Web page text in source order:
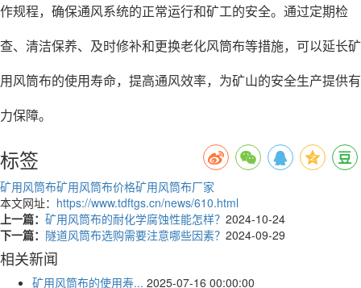
作规程，确保通风系统的正常运行和矿工的安全。通过定期检
查、清洁保养、及时修补和更换老化风筒布等措施，可以延长矿
用风筒布的使用寿命，提高通风效率，为矿山的安全生产提供有
力保障。
标签
矿用风筒布矿用风筒布价格矿用风筒布厂家
本文网址： https://www.tdftgs.cn/news/610.html
上一篇： 矿用风筒布的耐化学腐蚀性能怎样？ 2024-10-24
下一篇： 隧道风筒布选购需要注意哪些因素？ 2024-09-29
相关新闻
矿用风筒布的使用寿... 2025-07-16 00:00:00